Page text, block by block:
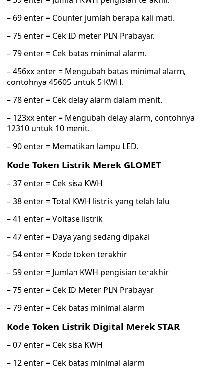
– 69 enter = Counter jumlah berapa kali mati.
– 75 enter = Cek ID meter PLN Prabayar.
– 79 enter = Cek batas minimal alarm.
– 456xx enter = Mengubah batas minimal alarm,
contohnya 45605 untuk 5 KWH.
– 78 enter = Cek delay alarm dalam menit.
– 123xx enter = Mengubah delay alarm, contohnya
12310 untuk 10 menit.
– 90 enter = Mematikan lampu LED.
Kode Token Listrik Merek GLOMET
– 37 enter = Cek sisa KWH
– 38 enter = Total KWH listrik yang telah lalu
– 41 enter = Voltase listrik
– 47 enter = Daya yang sedang dipakai
– 54 enter = Kode token terakhir
– 59 enter = Jumlah KWH pengisian terakhir
– 75 enter = Cek ID Meter PLN Prabayar
– 79 enter = Cek batas minimal alarm
Kode Token Listrik Digital Merek STAR
– 07 enter = Cek sisa KWH
– 12 enter = Cek batas minimal alarm